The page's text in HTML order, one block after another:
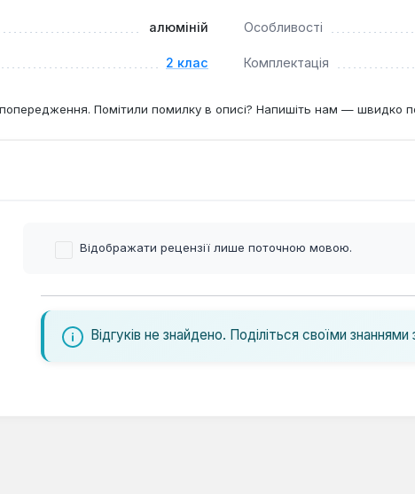
алюміній Особливості
2 клас Комплектація
Помітили помилку в описі? Напишіть нам — швидко
Відображати рецензії лише поточною мовою.
Відгуків не знайдено. Поділіться своїми знаннями